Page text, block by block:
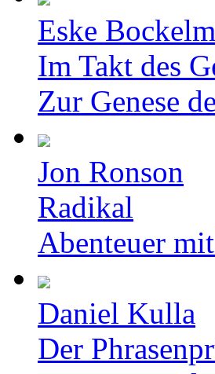
Eske
Im Takt des
Zur Genese
Jon Ronson
Radikal
Abenteuer
Daniel Kulla
Der